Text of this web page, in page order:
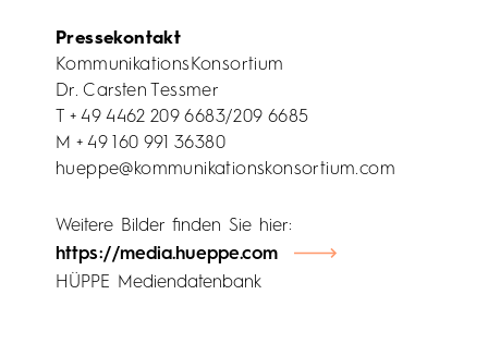
Pressekontakt
KommunikationsKonsortium
Dr. Carsten Tessmer
T + 49 4462 209 6683/209 6685
M + 49 160 991 36380
hueppe@kommunikationskonsortium.com
Weitere Bilder finden Sie hier:
https://media.hueppe.com
HÜPPE Mediendatenbank